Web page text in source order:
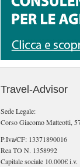
Travel-Advisor
Sede Legale:
Corso Giacomo Matteotti,
P.Iva/CF: 13371890016
Rea TO N. 1358992
Capitale sociale 10.000€ i.v.